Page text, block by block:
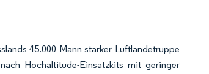
45.000 Mann starker Luftlandetruppe
Hochaltitude-Einsatzkits mit geringer